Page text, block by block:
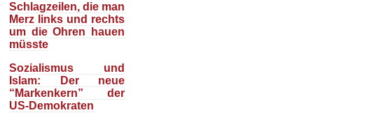
Schlagzeilen, die man
Merz links und rechts
um die Ohren hauen
müsste
Sozialismus und
Islam: Der neue
“Markenkern” der
US-Demokraten